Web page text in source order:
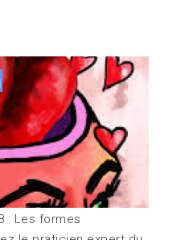
: Les formes